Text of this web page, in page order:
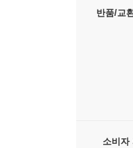
반품/교
소비자